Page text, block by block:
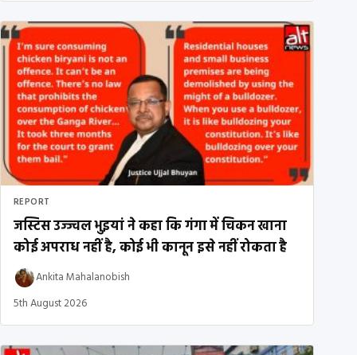
REPORT
जस्टिस उज्ज्वल भुइयां ने कहा कि गंगा में चिकन खाना
कोई अपराध नहीं है, कोई भी कानून इसे नहीं रोकता है
Ankita Mahalanobish
5th August 2026